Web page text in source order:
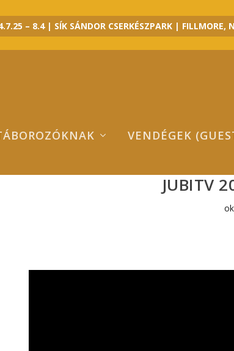
– 8.4 | SÍK SÁNDOR CSERKÉSZPARK | FILLMORE,
VENDÉGEK
JUBITV